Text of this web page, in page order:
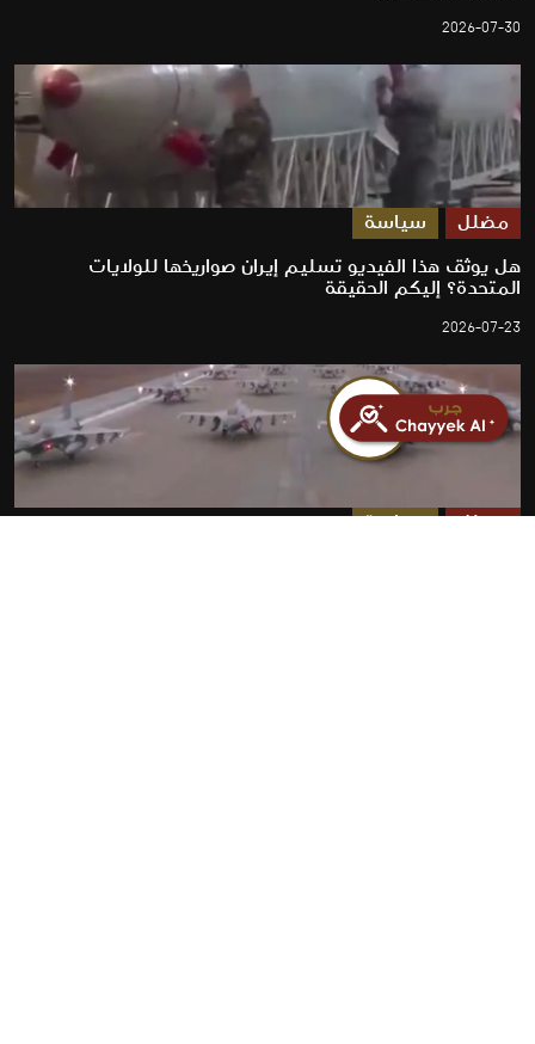
2026-07-30
مضلل سياسة
هل يوثق هذا الفيديو تسليم إيران صواريخها للولايات
المتحدة؟ إليكم الحقيقة
2026-07-23
مضلل سياسة